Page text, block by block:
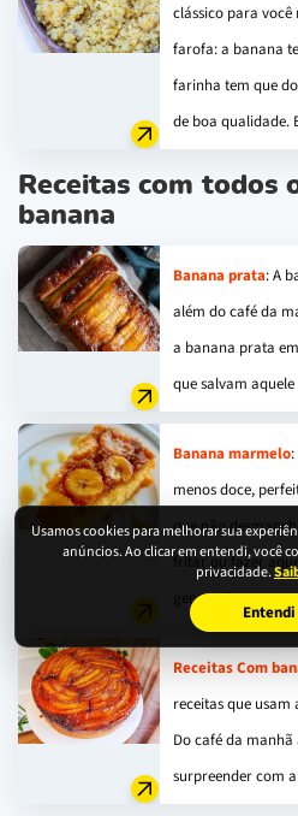
Usamos cookies para melhorar sua
anúncios. Ao clicar em entendi, você
privacidade.
Entendi
clássico para
farofa: a banana
farinha tem que
de boa qualidade.
Receitas com todos
banana
Banana prata: A
além do café da
a banana prata
que salvam
Banana marmelo
menos doce,
que não
fritar ou fazer
gente adora.
Receitas Com
receitas que
Do café da manhã
surpreender com